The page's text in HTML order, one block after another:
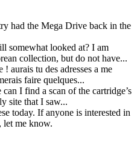
had the Mega Drive back in the
somewhat looked at? I am
collection, but do not have...
! aurais tu des adresses a me
faire quelques...
I find a scan of the cartridge’s
site that I saw...
today. If anyone is interested in
me know.